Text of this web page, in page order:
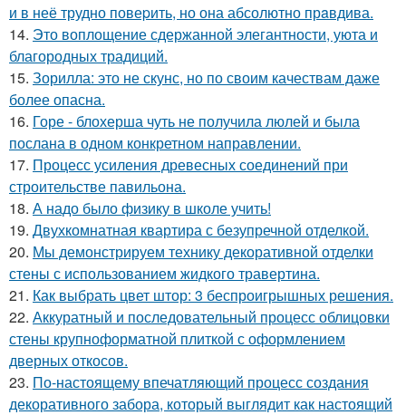
и в неё трудно повеpить, но она абсолютно прaвдива.
14. Это воплощение сдержанной элегантности, уюта и
благородных традиций.
15. Зорилла: это не скунс, но по своим качествам даже
более опасна.
16. Горе - блохерша чуть не получила люлей и была
послана в одном конкретном направлении.
17. Процесс усиления древесных соединений при
строительстве павильона.
18. А надо было физику в школе учить!
19. Двухкомнатная квартира с безупречной отделкой.
20. Мы демонстрируем технику декоративной отделки
стены с использованием жидкого травертина.
21. Как выбрать цвет штор: 3 беспроигрышных решения.
22. Аккуратный и последовательный процесс облицовки
стены крупноформатной плиткой с оформлением
дверных откосов.
23. По-настоящему впечатляющий процесс создания
декоративного забора, который выглядит как настоящий